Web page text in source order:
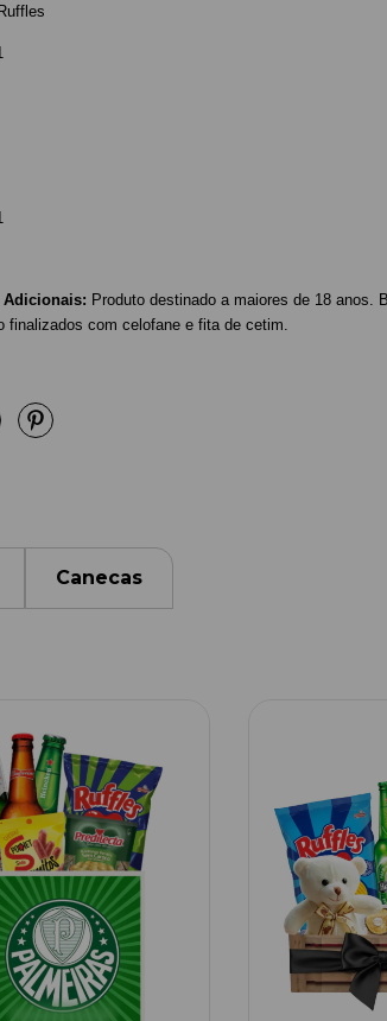
Adicionais: Produto destinado a maiores de 18 anos.
finalizados com celofane e fita de cetim.
Canecas